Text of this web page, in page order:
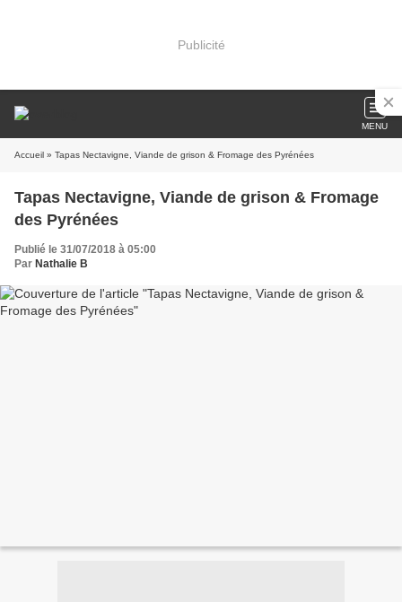
Publicité
MENU
Accueil » Tapas Nectavigne, Viande de grison & Fromage des Pyrénées
Tapas Nectavigne, Viande de grison & Fromage
des Pyrénées
Publié le 31/07/2018 à 05:00
Par Nathalie B